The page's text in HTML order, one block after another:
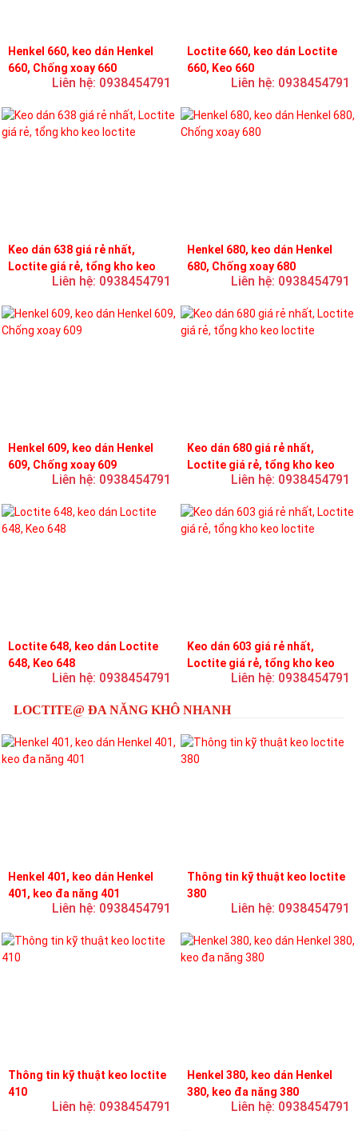
Henkel 660, keo dán Henkel
660, Chống xoay 660
Liên hệ: 0938454791
Loctite 660, keo dán Loctite
660, Keo 660
Liên hệ: 0938454791
Keo dán 638 giá rẻ nhất,
Loctite giá rẻ, tổng kho keo
Liên hệ: 0938454791
Henkel 680, keo dán Henkel
680, Chống xoay 680
Liên hệ: 0938454791
Henkel 609, keo dán Henkel
609, Chống xoay 609
Liên hệ: 0938454791
Keo dán 680 giá rẻ nhất,
Loctite giá rẻ, tổng kho keo
Liên hệ: 0938454791
Loctite 648, keo dán Loctite
648, Keo 648
Liên hệ: 0938454791
Keo dán 603 giá rẻ nhất,
Loctite giá rẻ, tổng kho keo
Liên hệ: 0938454791
LOCTITE@ ĐA NĂNG KHÔ NHANH
Henkel 401, keo dán Henkel
401, keo đa năng 401
Liên hệ: 0938454791
Thông tin kỹ thuật keo loctite
380
Liên hệ: 0938454791
Thông tin kỹ thuật keo loctite
410
Liên hệ: 0938454791
Henkel 380, keo dán Henkel
380, keo đa năng 380
Liên hệ: 0938454791